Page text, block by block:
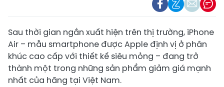
Sau thời gian ngắn xuất hiện trên thị trường, iPhone
Air – mẫu smartphone được Apple định vị ở phân
khúc cao cấp với thiết kế siêu mỏng – đang trở
thành một trong những sản phẩm giảm giá mạnh
nhất của hãng tại Việt Nam.